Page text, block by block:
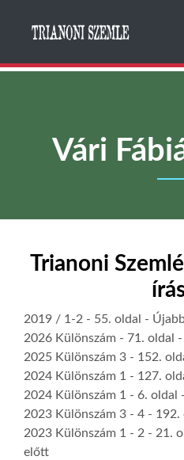
Vári
Trianoni
2019 / 1-2 - 55. oldal -
2026 Különszám - 71. oldal -
2025 Különszám 3 - 152.
2024 Különszám 1 - 127.
2024 Különszám 1 - 6. oldal -
2023 Különszám 3 - 4 - 192.
2023 Különszám 1 - 2 - 21.
előtt